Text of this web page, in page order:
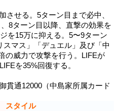
させる。5ターン目まで必中、
8ターン目以降、直撃の効果を
を15万に抑える。5〜9ターン
マス」「デュエル」及び「中
の威力で攻撃を行う。LIFEが
を35%回復する。
通12000（中島家所属カード
スタイル